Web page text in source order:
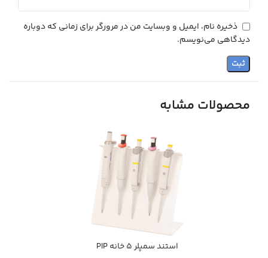
ذخیره نام، ایمیل و وبسایت من در مرورگر برای زمانی که دوباره
دیدگاهی می‌نویسم.
محصولات مشابه
استند سمپلر 5 خانه PIP